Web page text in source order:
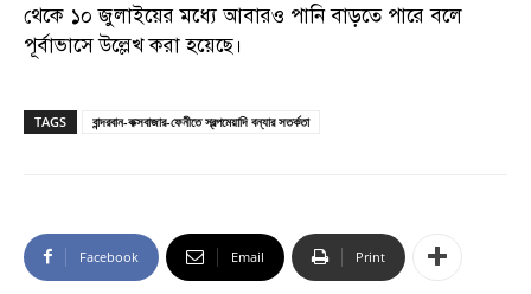
থেকে ১০ জুলাইয়ের মধ্যে আবারও পানি বাড়তে পারে বলে
পূর্বাভাসে উল্লেখ করা হয়েছে।
TAGS বান্দরবান-কক্সবাজার-ফেনীতে স্বল্পমেয়াদি বন্যার সতর্কতা
Facebook Email Print